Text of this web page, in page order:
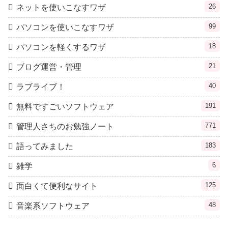
ネットを使いこなすワザ 26
パソコンを使いこなすワザ 99
パソコンを軽くするワザ 18
ブログ運営・管理 21
ラブライブ！ 40
無料ですごいソフトウェア 191
管理人さちのお勉強ノート 771
語ってみました 183
雑学 6
面白くて便利なサイト 125
音楽系ソフトウェア 48